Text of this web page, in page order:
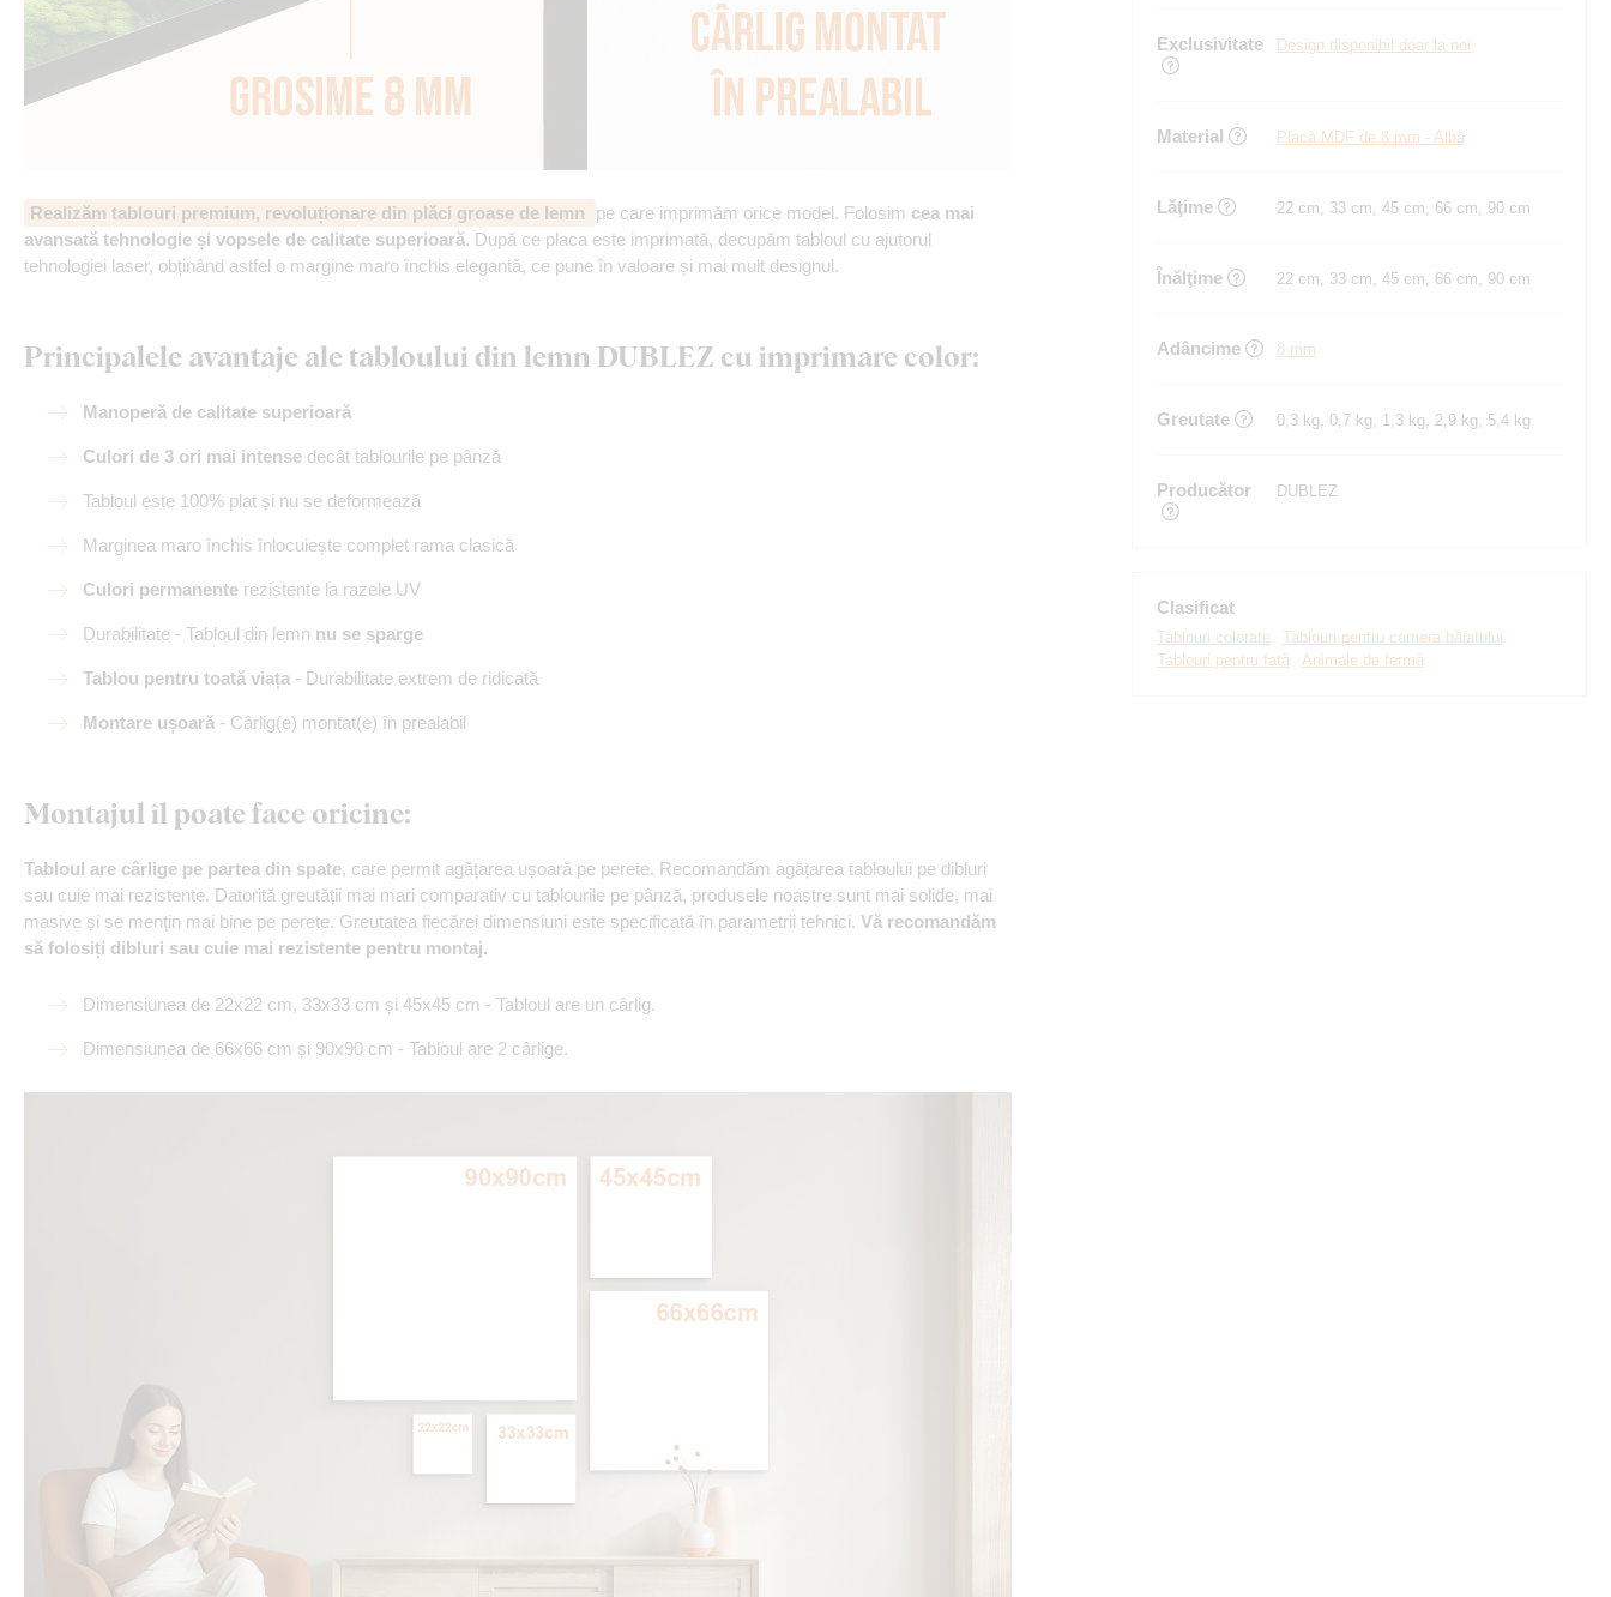
Realizăm tablouri premium, revoluționare din plăci groase de lemn pe care imprimăm orice model. Folosim cea mai
avansată tehnologie și vopsele de calitate superioară. După ce placa este imprimată, decupăm tabloul cu ajutorul
tehnologiei laser, obținând astfel o margine maro închis elegantă, ce pune în valoare și mai mult designul.
Principalele avantaje ale tabloului din lemn DUBLEZ cu imprimare color:
Manoperă de calitate superioară
Culori de 3 ori mai intense decât tablourile pe pânză
Tabloul este 100% plat și nu se deformează
Marginea maro închis înlocuiește complet rama clasică
Culori permanente rezistente la razele UV
Durabilitate - Tabloul din lemn nu se sparge
Tablou pentru toată viața - Durabilitate extrem de ridicată
Montare ușoară - Cârlig(e) montat(e) în prealabil
Montajul îl poate face oricine:
Tabloul are cârlige pe partea din spate, care permit agățarea ușoară pe perete. Recomandăm agățarea tabloului pe dibluri
sau cuie mai rezistente. Datorită greutății mai mari comparativ cu tablourile pe pânză, produsele noastre sunt mai solide, mai
masive și se mențin mai bine pe perete. Greutatea fiecărei dimensiuni este specificată în parametrii tehnici. Vă recomandăm
să folosiți dibluri sau cuie mai rezistente pentru montaj.
Dimensiunea de 22x22 cm, 33x33 cm și 45x45 cm - Tabloul are un cârlig.
Dimensiunea de 66x66 cm și 90x90 cm - Tabloul are 2 cârlige.
Exclusivitate Design disponibil doar la noi
Material Placă MDF de 8 mm - Albă
Lăţime 22 cm, 33 cm, 45 cm, 66 cm, 90 cm
Înălţime 22 cm, 33 cm, 45 cm, 66 cm, 90 cm
Adâncime 8 mm
Greutate 0,3 kg, 0,7 kg, 1,3 kg, 2,9 kg, 5,4 kg
Producător DUBLEZ
Clasificat
Tablouri colorate
Tablouri pentru camera băiatului
Tablouri pentru fată
Animale de fermă